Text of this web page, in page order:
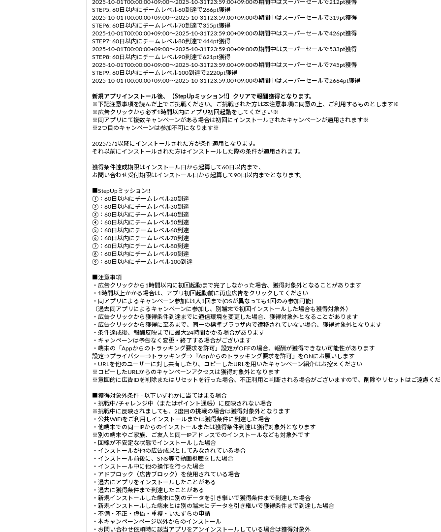
2025-10-01T00:00:00+09:00〜2025-10-31T23:59:00+09:00の期間中はスーパーセールで212pt獲得
STEP5: 60日以内にチームレベル60到達で266pt獲得
2025-10-01T00:00:00+09:00〜2025-10-31T23:59:00+09:00の期間中はスーパーセールで319pt獲得
STEP6: 60日以内にチームレベル70到達で355pt獲得
2025-10-01T00:00:00+09:00〜2025-10-31T23:59:00+09:00の期間中はスーパーセールで426pt獲得
STEP7: 60日以内にチームレベル80到達で444pt獲得
2025-10-01T00:00:00+09:00〜2025-10-31T23:59:00+09:00の期間中はスーパーセールで533pt獲得
STEP8: 60日以内にチームレベル90到達で621pt獲得
2025-10-01T00:00:00+09:00〜2025-10-31T23:59:00+09:00の期間中はスーパーセールで745pt獲得
STEP9: 60日以内にチームレベル100到達で2220pt獲得
2025-10-01T00:00:00+09:00〜2025-10-31T23:59:00+09:00の期間中はスーパーセールで2664pt獲得
新規アプリインストール後、【StepUpミッション!!】クリアで報酬獲得となります。
※下記注意事項を読んだ上でご挑戦ください。ご挑戦された方は本注意事項に同意の上、ご利用するものとします※
※広告クリックから必ず1時間以内にアプリ初回起動をしてください※
※同アプリにて複数キャンペーンがある場合は初回にインストールされたキャンペーンが適用されます※
※2つ目のキャンペーンは参加不可になります※
2025/5/1以降にインストールされた方が条件適用となります。
それ以前にインストールされた方はインストールした際の条件が適用されます。
獲得条件達成期限はインストール日から起算して60日以内まで、
お問い合わせ受付期限はインストール日から起算して90日以内までとなります。
■StepUpミッション!!
①：60日以内にチームレベル20到達
②：60日以内にチームレベル30到達
③：60日以内にチームレベル40到達
④：60日以内にチームレベル50到達
⑤：60日以内にチームレベル60到達
⑥：60日以内にチームレベル70到達
⑦：60日以内にチームレベル80到達
⑧：60日以内にチームレベル90到達
⑨：60日以内にチームレベル100到達
■注意事項
・広告クリックから1時間以内に初回起動まで完了しなかった場合、獲得対象外となることがあります
・1時間以上かかる場合は、アプリ初回起動前に再度広告をクリックしてください
・同アプリによるキャンペーン参加は1人1回まで(OSが異なっても1回のみ参加可能)
（過去同アプリによるキャンペーンに参加し、別端末で初回インストールした場合も獲得対象外）
・広告クリックから獲得条件到達までに通信環境を変更した場合、獲得対象外となることがあります
・広告クリックから獲得に至るまで、同一の標準ブラウザ内で遷移されていない場合、獲得対象外となります
・条件達成後、報酬反映までに最大24時間かかる場合があります
・キャンペーンは予告なく変更・終了する場合がございます
・端末の「Appからのトラッキング要求を許可」設定がOFFの場合、報酬が獲得できない可能性があります
設定⇒プライバシー⇒トラッキング⇒『Appからのトラッキング要求を許可』をONにお願いします
・URLを他のユーザーに対し共有したり、コピーしたURLを用いたキャンペーン紹介はお控えください
※コピーしたURLからのキャンペーンアクセスは獲得対象外となります
※意図的に広告IDを削除またはリセットを行った場合、不正利用と判断される場合がございますので、削除やリセットはご遠慮く
■獲得対象外条件 - 以下いずれかに当てはまる場合
・挑戦中/チャレンジ中（またはポイント通帳）に反映されない場合
※挑戦中に反映されましても、2度目の挑戦の場合は獲得対象外となります
・公共WiFiをご利用しインストールまたは獲得条件に到達した場合
・他端末での同一IPからのインストールまたは獲得条件到達は獲得対象外となります
※別の端末やご家族、ご友人と同一IPアドレスでのインストールなども対象外です
・回線が不安定な状態でインストールした場合
・インストールが他の広告成果としてみなされている場合
・インストール前後に、SNS等で動画視聴をした場合
・インストール中に他の操作を行った場合
・アドブロック（広告ブロック）を使用されている場合
・過去にアプリをインストールしたことがある
・過去に獲得条件まで到達したことがある
・新規インストールした端末に別のデータを引き継いで獲得条件まで到達した場合
・新規インストールした端末とは別の端末にデータを引き継いで獲得条件まで到達した場合
・不備・不正・虚偽・重複・いたずらの申請
・本キャンペーンページ以外からのインストール
・お問い合わせ依頼時に該当アプリをアンインストールしている場合は獲得対象外